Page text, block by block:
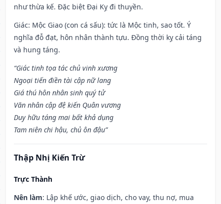
như thừa kế. Đặc biệt Đại Kỵ đi thuyền.
Giác: Mộc Giao (con cá sấu): tức là Mộc tinh, sao tốt. Ý
nghĩa đỗ đạt, hôn nhân thành tựu. Đồng thời kỵ cải táng
và hung táng.
“Giác tinh tọa tác chủ vinh xương
Ngoại tiến điền tài cập nữ lang
Giá thú hôn nhân sinh quý tử
Văn nhân cập đệ kiến Quân vương
Duy hữu táng mai bất khả dụng
Tam niên chi hậu, chủ ôn đậu”
Thập Nhị Kiến Trừ
Trực Thành
Nên làm: Lập khế ước, giao dịch, cho vay, thu nợ, mua